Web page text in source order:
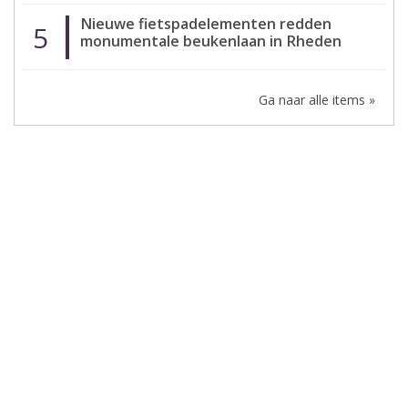
5
Nieuwe fietspadelementen redden
monumentale beukenlaan in Rheden
Ga naar alle items »